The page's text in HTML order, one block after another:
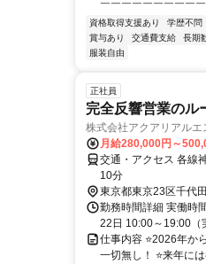
￣￣￣￣￣￣￣￣￣
資格取得支援あり 学歴不問
賞与あり
交通費支給 長期
服装自由
正社員
完全反響営業のル
株式会社アクアリアルエ
月給280,000円～
交通・アクセス 各線
10分
東京都東京23区千代
勤務時間詳細 実働時
22日 10:00～19:00（
仕事内容 ⭐2026年か
一切無し！ ⭐来年に